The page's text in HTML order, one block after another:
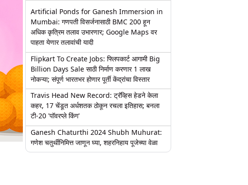
Artificial Ponds for Ganesh Immersion in
Mumbai: गणपती विसर्जनासाठी BMC 200 हून
अधिक कृत्रिम तलाव उभारणार; Google Maps वर
पाहता येणार तलावांची यादी
Flipkart To Create Jobs: फ्लिपकार्ट आगामी Big
Billion Days Sale साठी निर्माण करणार 1 लाख
नोकऱ्या; संपूर्ण भारतभर होणार पूर्ती केंद्रांचा विस्तार
Travis Head New Record: ट्रॅव्हिस हेडने केला
कहर, 17 चेंडूत अर्धशतक ठोकून रचला इतिहास; बनला
टी-20 'पॉवरप्ले किंग'
Ganesh Chaturthi 2024 Shubh Muhurat:
गणेश चतुर्थीनिमित्त जाणून घ्या, शहरनिहाय पूजेच्या वेळा